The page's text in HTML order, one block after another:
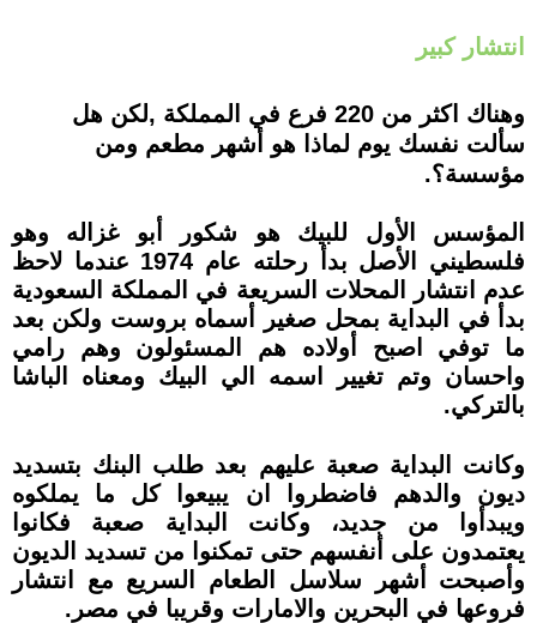
انتشار كبير
وهناك اكثر من 220 فرع في المملكة ,لكن هل
سألت نفسك يوم لماذا هو أشهر مطعم ومن
مؤسسة؟.
المؤسس الأول للبيك هو شكور أبو غزاله وهو
فلسطيني الأصل بدأ رحلته عام 1974 عندما لاحظ
عدم انتشار المحلات السريعة في المملكة السعودية
بدأ في البداية بمحل صغير أسماه بروست ولكن بعد
ما توفي اصبح أولاده هم المسئولون وهم رامي
واحسان وتم تغيير اسمه الي البيك ومعناه الباشا
بالتركي.
وكانت البداية صعبة عليهم بعد طلب البنك بتسديد
ديون والدهم فاضطروا ان يبيعوا كل ما يملكوه
ويبدأوا من جديد، وكانت البداية صعبة فكانوا
يعتمدون على أنفسهم حتى تمكنوا من تسديد الديون
وأصبحت أشهر سلاسل الطعام السريع مع انتشار
فروعها في البحرين والامارات وقريبا في مصر.